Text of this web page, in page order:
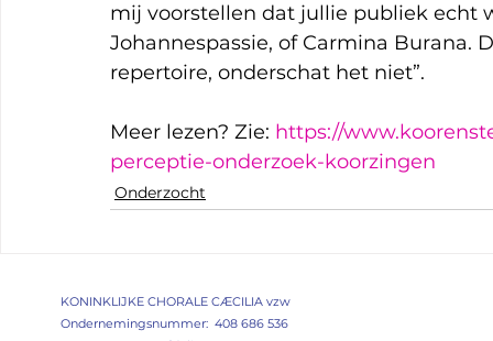
mij voorstellen dat jullie publiek echt
Johannespassie, of Carmina
repertoire, onderschat het niet”.
Meer lezen? Zie: https://
perceptie-onderzoek-koorzingen
Onderzocht
KONINKLIJKE CHORALE CÆCILIA vzw
Ondernemingsnummer: 408 686 536